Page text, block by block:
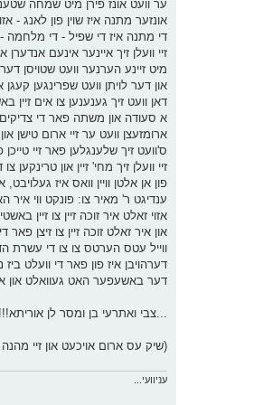
ער וועט אונז פירן מיט שמחה
אונזער מתנה איז שוין פון לאנג -
די מתנה איז די שפיל - די מלחמה -
זיי וועלן זיך איינער אינעם
מיט זיינע הערנער וועט שטויסן
און דער לויתן וועט שפרינגען
דאן וועט זיך גענענען צו אים זיין
א סעודה און משתה פאר די צדיקים
ארומזעצן וועט ער זיי ארום טישן
ס'וועט זיך שלענגלען פאר זיי
זיי וועלן זיך מחי' זיין און
פון אן אלטן וויין וואס איז
ענדיגט ר' מאיר צו: פונקט ווי איר
אזוי זאלט איר זוכה זיין צו זיין
און איר זאלט זוכה זיין צו זיצן
ווייל עטס הערטס צו צו די עשרת
דערהויבן איז פון פאר די וועלט
דער באשעפער האט געוואלט און
...צבי ואתרעי בן ומסר לן אוריתא!!!
(שיק עס ארום אויכעט און זיי
עניוועי...